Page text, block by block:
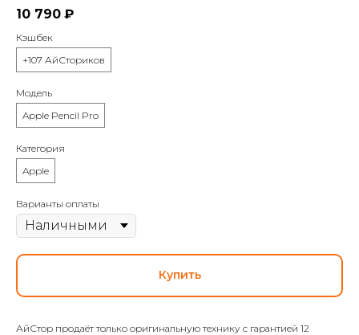
10 790 ₽
Кэшбек
+107 АйСториков
Модель
Apple Pencil Pro
Категория
Apple
Варианты оплаты
Купить
АйСтор продаёт только оригинальную технику с гарантией 12